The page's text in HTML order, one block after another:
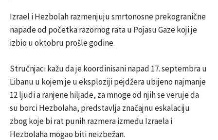
Izrael i Hezbolah razmenjuju smrtonosne prekogranične
napade od početka razornog rata u Pojasu Gaze koji je
izbio u oktobru prošle godine.
Stručnjaci kažu da je koordinisani napad 17. septembra u
Libanu u kojem je u eksploziji pejdžera ubijeno najmanje
12 ljudi a ranjene hiljade, za mnoge od njih se veruje da
su borci Hezbolaha, predstavlja značajnu eskalaciju
zbog koje bi rat punih razmera između Izraela i
Hezbolaha mogao biti neizbežan.